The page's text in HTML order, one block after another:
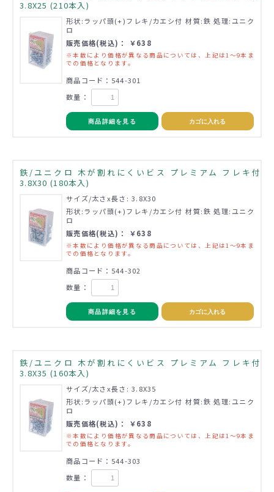
3.8X25 (210本入)
形状:ラッパ頭(+)フレキ/カエシ付 材質:鉄 処理:ユニク
ロ
販売価格(税込)： ￥638
※本数により価格が異なる商品については、上記は1～9本ま
での価格となります。
商品コード：544-301
数量：
商品詳細を見る カゴに入れる
鉄/ユニクロ 木が割れにくいビス プレミアム フレキ付
3.8X30 (180本入)
サイズ/太さx長さ: 3.8X30
形状:ラッパ頭(+)フレキ/カエシ付 材質:鉄 処理:ユニク
ロ
販売価格(税込)： ￥638
※本数により価格が異なる商品については、上記は1～9本ま
での価格となります。
商品コード：544-302
数量：
商品詳細を見る カゴに入れる
鉄/ユニクロ 木が割れにくいビス プレミアム フレキ付
3.8X35 (160本入)
サイズ/太さx長さ: 3.8X35
形状:ラッパ頭(+)フレキ/カエシ付 材質:鉄 処理:ユニク
ロ
販売価格(税込)： ￥638
※本数により価格が異なる商品については、上記は1～9本ま
での価格となります。
商品コード：544-303
数量：